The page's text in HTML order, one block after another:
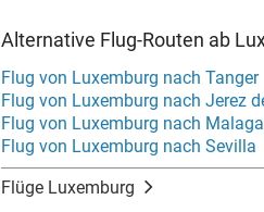
Alternative Flug-Routen ab
Flug von Luxemburg nach Tanger
Flug von Luxemburg nach Jerez
Flug von Luxemburg nach Malaga
Flug von Luxemburg nach Sevilla
Flüge Luxemburg